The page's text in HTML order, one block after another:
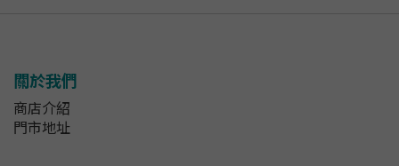
關於我們
商店介紹
門市地址